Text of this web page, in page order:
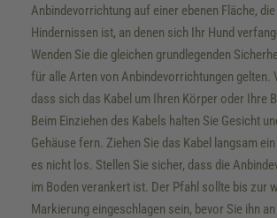
Anbindevorrichtung auf einer ebenen Fläche,
Hindernissen ist, an denen sich Ihr Hund
Wenden Sie die gleichen grundlegenden
für alle Arten von Anbindevorrichtungen gelten.
dass sich das Kabel um Ihren Körper oder Ihre
Beim Einziehen des Kabels halten Sie Gesicht
Gehäuse fern. Ziehen Sie das Kabel langsam
es nicht los. Stellen Sie sicher, dass die
im Boden verankert ist. Der Pfahl sollte bis zur
Markierung eingeschlagen sein, bevor Sie ihn